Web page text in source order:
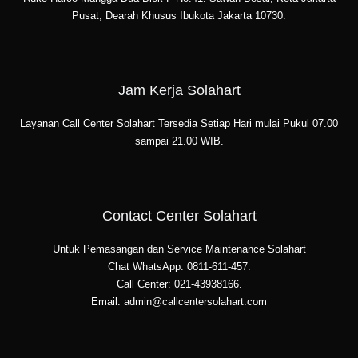
Pusat, Dearah Khusus Ibukota Jakarta 10730.
Jam Kerja Solahart
Layanan Call Center Solahart Tersedia Setiap Hari mulai Pukul 07.00
sampai 21.00 WIB.
Contact Center Solahart
Untuk Pemasangan dan Service Maintenance Solahart
Chat WhatsApp: 0811-611-457.
Call Center: 021-43938166.
Email: admin@callcentersolahart.com